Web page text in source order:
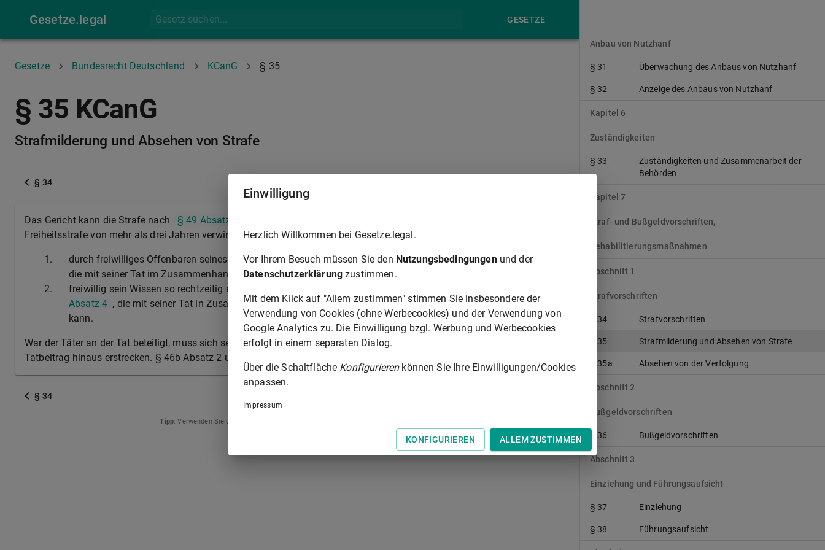
Gesetze.legal GESETZE
Gesetze Bundesrecht Deutschland KCanG § 35
§ 35 KCanG
Strafmilderung und Absehen von Strafe
§ 34
Das Gericht kann die Strafe nach § 49 Absatz 1
Freiheitsstrafe von mehr als drei Jahren verwirkt hat, von der Strafe absehen, wenn der Täter
1. durch freiwilliges Offenbaren seines Wissens wesentlich dazu beigetragen hat, dass eine Straftat nach § 34
die mit seiner Tat im Zusammenhang steht, aufgedeckt werden konnte, oder
2.
freiwillig sein Wissen so rechtzeitig einer Dienststelle offenbart, dass eine Straftat nach
Absatz 4 , die mit seiner Tat in Zusammenhang steht und von deren Planung er weiß, noch verhindert werden
kann.
War der Täter an der Tat beteiligt, muss sich sein Beitrag zur Aufklärung nach Satz 1 Nummer 1 über den eigenen
Tatbeitrag hinaus erstrecken. § 46b Absatz 2 und 3 des Strafgesetzbuches gilt entsprechend.
§ 34
Tipp: Verwenden Sie die Pfeiltasten der Tastatur zur Navigation zwischen Normen.
Anbau von Nutzhanf
§ 31 Überwachung des Anbaus von Nutzhanf
§ 32 Anzeige des Anbaus von Nutzhanf
Kapitel 6
Zuständigkeiten
§ 33
Zuständigkeiten und Zusammenarbeit der
Behörden
Kapitel 7
Straf- und Bußgeldvorschriften,
Rehabilitierungsmaßnahmen
Abschnitt 1
Strafvorschriften
§ 34 Strafvorschriften
§ 35 Strafmilderung und Absehen von Strafe
§ 35a Absehen von der Verfolgung
Abschnitt 2
Bußgeldvorschriften
§ 36 Bußgeldvorschriften
Abschnitt 3
Einziehung und Führungsaufsicht
§ 37 Einziehung
§ 38 Führungsaufsicht
Einwilligung
Herzlich Willkommen bei Gesetze.legal.
Vor Ihrem Besuch müssen Sie den Nutzungsbedingungenund der
Datenschutzerklärung zustimmen.
Mit dem Klick auf "Allem zustimmen" stimmen Sie insbesondere der
Verwendung von Cookies (ohne Werbecookies) und der Verwendung von
Google Analytics zu. Die Einwilligung bzgl. Werbung und Werbecookies
erfolgt in einem separaten Dialog.
Über die Schaltfläche Konfigurierenkönnen Sie Ihre Einwilligungen/Cookies
anpassen.
Impressum
KONFIGURIEREN ALLEM ZUSTIMMEN